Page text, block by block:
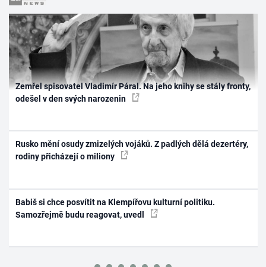
Zemřel spisovatel Vladimír Páral. Na jeho knihy se stály fronty,
odešel v den svých narozenin
Rusko mění osudy zmizelých vojáků. Z padlých dělá dezertéry,
rodiny přicházejí o miliony
Babiš si chce posvítit na Klempířovu kulturní politiku.
Samozřejmě budu reagovat, uvedl